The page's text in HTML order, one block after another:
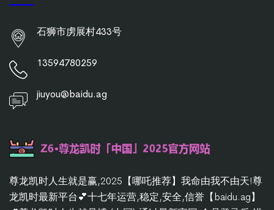
石狮市虏展村433号
13594780259
jiuyou@baidu.ag
尊龙凯时人生就是赢,2025【哪吒推荐】我命由我不由天!尊
龙凯时最新平台💕十七年运营,稳定,安全,信誉【baidu.ag】